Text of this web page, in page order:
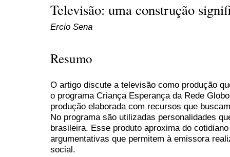
Televisão: uma construção
Ercio Sena
Resumo
O artigo discute a televisão como produção
o programa Criança Esperança da Rede
produção elaborada com recursos que
No programa são utilizadas personalidades
brasileira. Esse produto aproxima do
argumentativas que permitem à emissora
social.